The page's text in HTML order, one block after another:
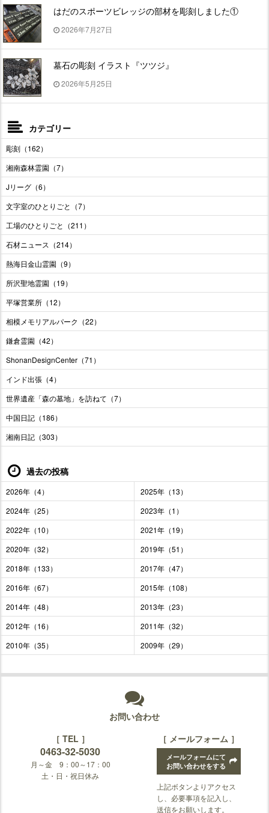
はだのスポーツビレッジの部材を彫刻しました①
2026年7月27日
墓石の彫刻 イラスト『ツツジ』
2026年5月25日
カテゴリー
彫刻（162）
湘南森林霊園（7）
Jリーグ（6）
文字室のひとりごと（7）
工場のひとりごと（211）
石材ニュース（214）
熱海日金山霊園（9）
所沢聖地霊園（19）
平塚営業所（12）
相模メモリアルパーク（22）
鎌倉霊園（42）
ShonanDesignCenter（71）
インド出張（4）
世界遺産「森の墓地」を訪ねて（7）
中国日記（186）
湘南日記（303）
過去の投稿
2026年（4）
2025年（13）
2024年（25）
2023年（1）
2022年（10）
2021年（19）
2020年（32）
2019年（51）
2018年（133）
2017年（47）
2016年（67）
2015年（108）
2014年（48）
2013年（23）
2012年（16）
2011年（32）
2010年（35）
2009年（29）
お問い合わせ
［ TEL ］
0463-32-5030
月～金 9：00～17：00
土・日・祝日休み
［ メールフォーム ］
メールフォームにて
お問い合わせをする
上記ボタンよりアクセス
し、必要事項を記入し、
送信をお願いします。